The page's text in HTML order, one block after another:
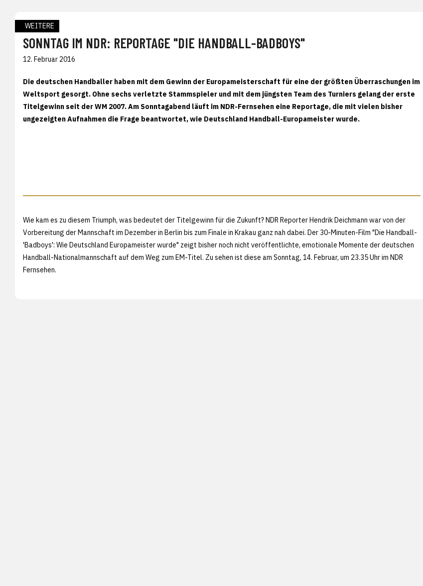
WEITERE
SONNTAG IM NDR: REPORTAGE "DIE HANDBALL-BADBOYS"
12. Februar 2016
Die deutschen Handballer haben mit dem Gewinn der Europameisterschaft für eine der größten Überraschungen im
Weltsport gesorgt. Ohne sechs verletzte Stammspieler und mit dem jüngsten Team des Turniers gelang der erste
Titelgewinn seit der WM 2007. Am Sonntagabend läuft im NDR-Fernsehen eine Reportage, die mit vielen bisher
ungezeigten Aufnahmen die Frage beantwortet, wie Deutschland Handball-Europameister wurde.
Wie kam es zu diesem Triumph, was bedeutet der Titelgewinn für die Zukunft? NDR Reporter Hendrik Deichmann war von der
Vorbereitung der Mannschaft im Dezember in Berlin bis zum Finale in Krakau ganz nah dabei. Der 30-Minuten-Film "Die Handball-
'Badboys': Wie Deutschland Europameister wurde" zeigt bisher noch nicht veröffentlichte, emotionale Momente der deutschen
Handball-Nationalmannschaft auf dem Weg zum EM-Titel. Zu sehen ist diese am Sonntag, 14. Februar, um 23.35 Uhr im NDR
Fernsehen.